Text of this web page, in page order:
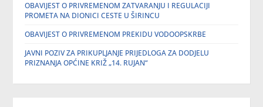
OBAVIJEST O PRIVREMENOM ZATVARANJU I REGULACIJI
PROMETA NA DIONICI CESTE U ŠIRINCU
OBAVIJEST O PRIVREMENOM PREKIDU VODOOPSKRBE
JAVNI POZIV ZA PRIKUPLJANJE PRIJEDLOGA ZA DODJELU
PRIZNANJA OPĆINE KRIŽ „14. RUJAN“